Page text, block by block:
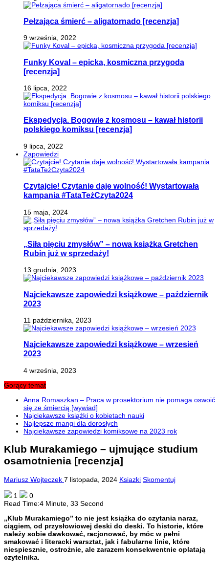
Pełzająca śmierć – aligatornado [recenzja]
9 września, 2022
Funky Koval – epicka, kosmiczna przygoda
[recenzja]
16 lipca, 2022
Ekspedycja. Bogowie z kosmosu – kawał historii
polskiego komiksu [recenzja]
9 lipca, 2022
Zapowiedzi
Czytajcie! Czytanie daje wolność! Wystartowała
kampania #TataTeżCzyta2024
15 maja, 2024
„Siła pięciu zmysłów” – nowa książka Gretchen
Rubin już w sprzedaży!
13 grudnia, 2023
Najciekawsze zapowiedzi książkowe – październik
2023
11 października, 2023
Najciekawsze zapowiedzi książkowe – wrzesień
2023
4 września, 2023
Gorący temat
Anna Romaszkan – Praca w prosektorium nie pomaga oswoić
się ze śmiercią [wywiad]
Najciekawsze książki o kobietach nauki
Najlepsze mangi dla dorosłych
Najciekawsze zapowiedzi komiksowe na 2023 rok
Klub Murakamiego – ujmujące studium
osamotnienia [recenzja]
Mariusz Wojteczek 7 listopada, 2024 Ksiazki Skomentuj
1
0
Read Time:4 Minute, 33 Second
„Klub Murakamiego” to nie jest książka do czytania naraz,
ciągiem, od przysłowiowej deski do deski. To historie, które
należy sobie dawkować, racjonować, by móc w pełni
smakować i literacki warsztat, jak i fabularne linie, które
niespiesznie, ostrożnie, ale zarazem konsekwentnie oplatają
czytelnika.